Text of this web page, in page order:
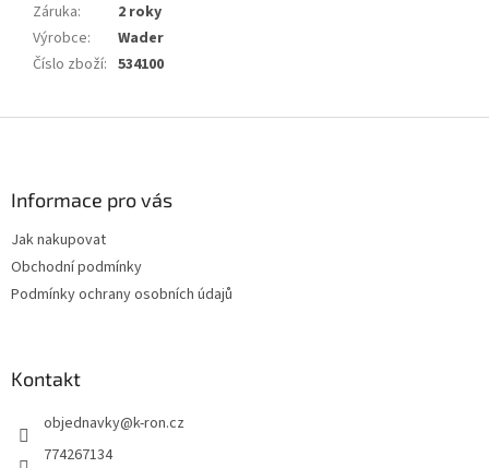
Záruka:
2 roky
Výrobce:
Wader
Číslo zboží: 534100
Informace pro vás
Jak nakupovat
Obchodní podmínky
Podmínky ochrany osobních údajů
Kontakt
objednavky@k-ron.cz
774267134